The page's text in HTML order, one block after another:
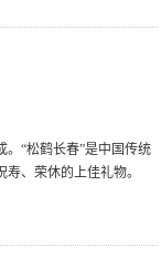
“松鹤长春”是中国传统
、荣休的上佳礼物。